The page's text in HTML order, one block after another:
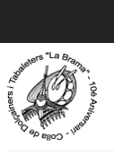
Vés
contingut